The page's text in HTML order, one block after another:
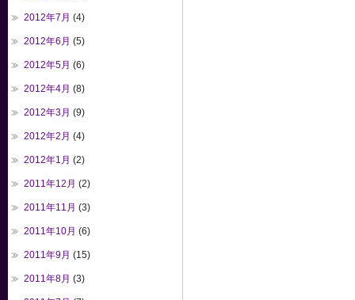
2012年7月 (4)
2012年6月 (5)
2012年5月 (6)
2012年4月 (8)
2012年3月 (9)
2012年2月 (4)
2012年1月 (2)
2011年12月 (2)
2011年11月 (3)
2011年10月 (6)
2011年9月 (15)
2011年8月 (3)